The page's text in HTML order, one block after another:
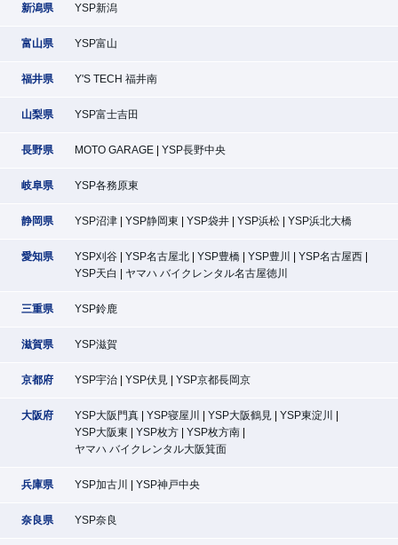
新潟県 YSP新潟
富山県 YSP富山
福井県 Y'S TECH 福井南
山梨県 YSP富士吉田
長野県 MOTO GARAGE YSP長野中央
岐阜県 YSP各務原東
静岡県 YSP沼津 YSP静岡東 YSP袋井 YSP浜松 YSP浜北大橋
愛知県 YSP刈谷 YSP名古屋北 YSP豊橋 YSP豊川
YSP名古屋西
YSP天白
ヤマハ バイクレンタル名古屋徳川
三重県 YSP鈴鹿
滋賀県 YSP滋賀
京都府 YSP宇治 YSP伏見 YSP京都長岡京
大阪府 YSP大阪門真 YSP寝屋川 YSP大阪鶴見
YSP東淀川
YSP大阪東
YSP枚方
YSP枚方南
ヤマハ バイクレンタル大阪箕面
兵庫県 YSP加古川 YSP神戸中央
奈良県 YSP奈良